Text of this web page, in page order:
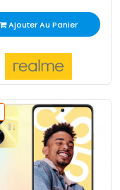
Ajouter Au Panier